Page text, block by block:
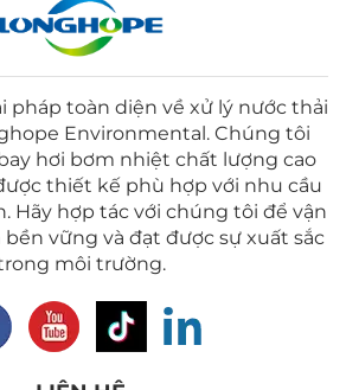
pháp toàn diện về xử lý nước thải
Environmental. Chúng tôi
hơi bơm nhiệt chất lượng cao
thiết kế phù hợp với nhu cầu
Hãy hợp tác với chúng tôi để vận
vững và đạt được sự xuất sắc
môi trường.